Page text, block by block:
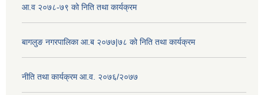
आ.व २०७८-७९ को निति तथा कार्यक्रम
बागलुङ नगरपालिका आ.ब २०७७|७८ को निति तथा कार्यक्रम
नीति तथा कार्यक्रम आ.व. २०७६/२०७७